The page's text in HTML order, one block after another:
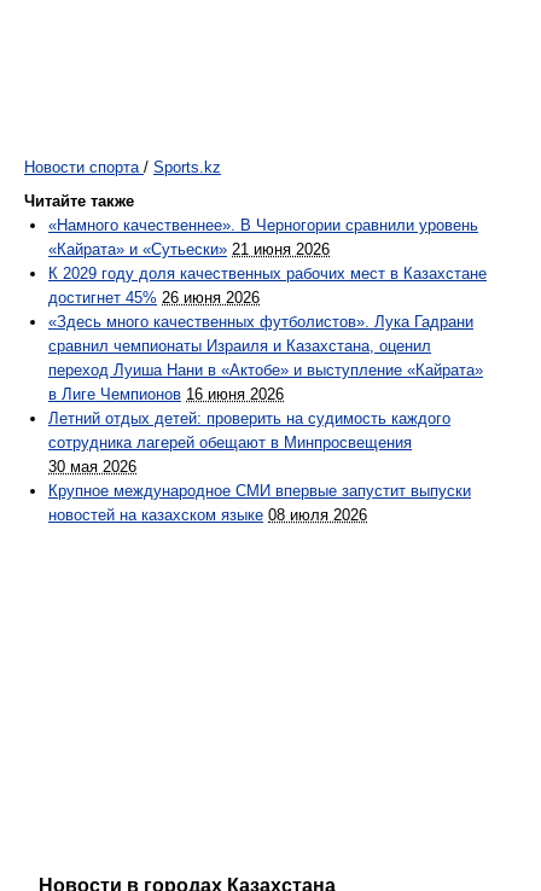
Новости спорта / Sports.kz
Читайте также
«Намного качественнее». В Черногории сравнили уровень
«Кайрата» и «Сутьески» 21 июня 2026
К 2029 году доля качественных рабочих мест в Казахстане
достигнет 45% 26 июня 2026
«Здесь много качественных футболистов». Лука Гадрани
сравнил чемпионаты Израиля и Казахстана, оценил
переход Луиша Нани в «Актобе» и выступление «Кайрата»
в Лиге Чемпионов 16 июня 2026
Летний отдых детей: проверить на судимость каждого
сотрудника лагерей обещают в Минпросвещения
30 мая 2026
Крупное международное СМИ впервые запустит выпуски
новостей на казахском языке 08 июля 2026
Новости в городах Казахстана